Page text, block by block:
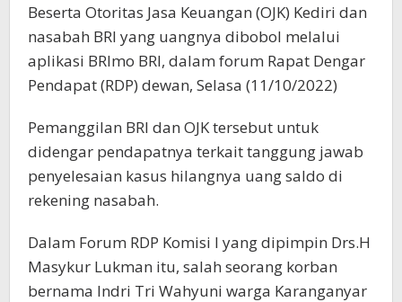
Beserta Otoritas Jasa Keuangan (OJK) Kediri dan
nasabah BRI yang uangnya dibobol melalui
aplikasi BRImo BRI, dalam forum Rapat Dengar
Pendapat (RDP) dewan, Selasa (11/10/2022)
Pemanggilan BRI dan OJK tersebut untuk
didengar pendapatnya terkait tanggung jawab
penyelesaian kasus hilangnya uang saldo di
rekening nasabah.
Dalam Forum RDP Komisi I yang dipimpin Drs.H
Masykur Lukman itu, salah seorang korban
bernama Indri Tri Wahyuni warga Karanganyar